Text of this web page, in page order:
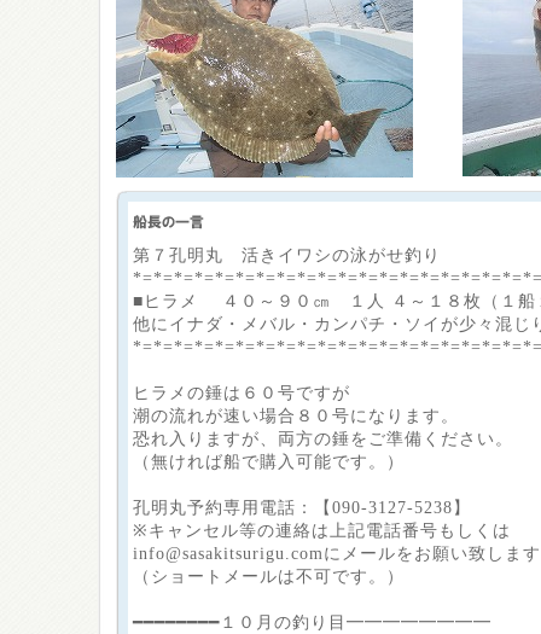
第７孔明丸 活きイワシの泳がせ釣り
■ヒラメ ４０～９０㎝ １人 ４～１８枚（１船
他にイナダ・メバル・カンパチ・ソイが少々混じ
ヒラメの錘は６０号ですが
潮の流れが速い場合８０号になります。
恐れ入りますが、両方の錘をご準備ください。
（無ければ船で購入可能です。）
孔明丸予約専用電話：【090-3127-5238】
※キャンセル等の連絡は上記電話番号もしくは
info@sasakitsurigu.comにメールをお願い致しま
（ショートメールは不可です。）
━━━━━━━━１０月の釣り目━━━━━━━━